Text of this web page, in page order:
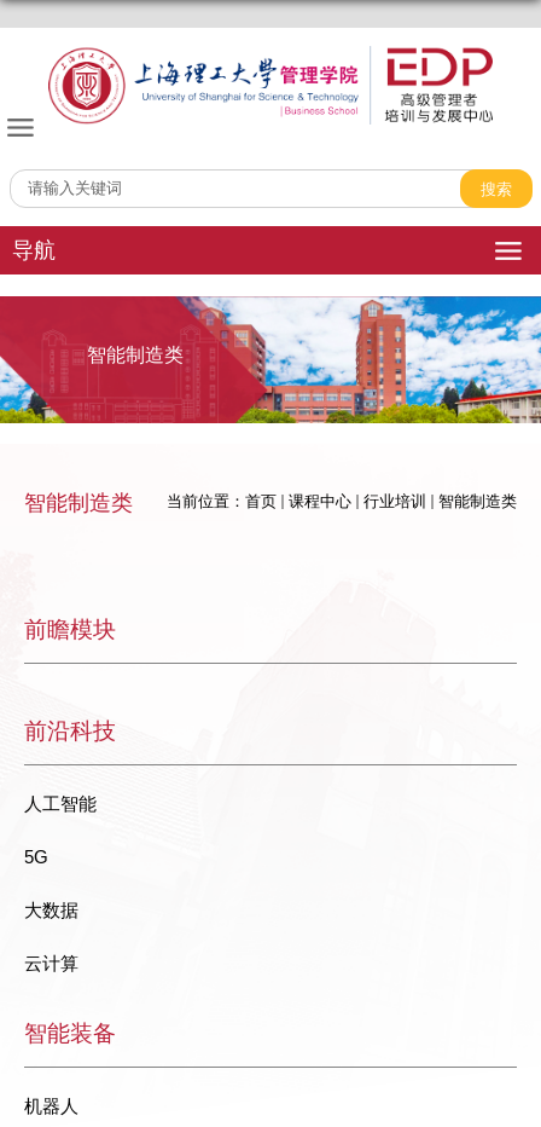
导航
智能制造类
当前位置： 首页 课程中心 行业培训 智能制造类
智能制造类
前瞻模块
前沿科技
人工智能
5G
大数据
云计算
智能装备
机器人